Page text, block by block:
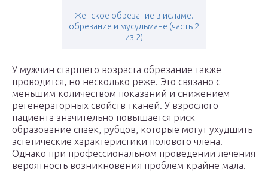
Женское обрезание в исламе.
обрезание и мусульмане (часть 2
из 2)
У мужчин старшего возраста обрезание также
проводится, но несколько реже. Это связано с
меньшим количеством показаний и снижением
регенераторных свойств тканей. У взрослого
пациента значительно повышается риск
образование спаек, рубцов, которые могут ухудшить
эстетические характеристики полового члена.
Однако при профессиональном проведении лечения
вероятность возникновения проблем крайне мала.